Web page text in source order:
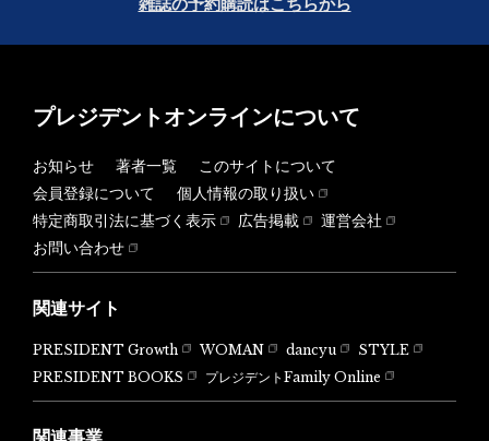
プレジデントオンラインについて
お知らせ 著者一覧
このサイトについて
会員登録について
個人情報の取り扱い
特定商取引法に基づく表示
広告掲載
運営会社
お問い合わせ
関連サイト
PRESIDENT Growth WOMAN dancyu
STYLE
PRESIDENT BOOKS
プレジデントFamily Online
関連事業